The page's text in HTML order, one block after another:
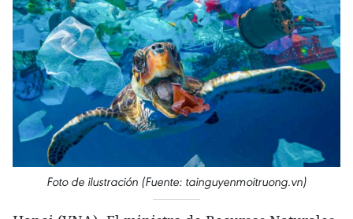
Foto de ilustración (Fuente: tainguyenmoitruong.vn)